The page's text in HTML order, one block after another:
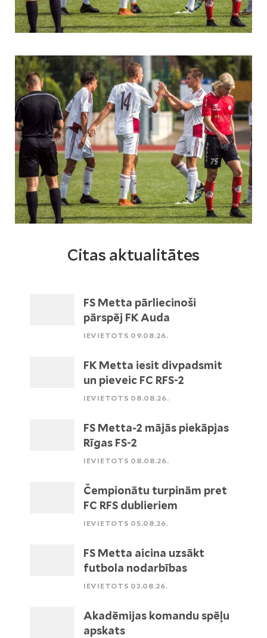
Citas aktualitātes
FS Metta pārliecinoši
pārspēj FK Auda
IEVIETOTS 09.08.26.
FK Metta iesit divpadsmit
un pieveic FC RFS-2
IEVIETOTS 08.08.26.
FS Metta-2 mājās piekāpjas
Rīgas FS-2
IEVIETOTS 08.08.26.
Čempionātu turpinām pret
FC RFS dublieriem
IEVIETOTS 05.08.26.
FS Metta aicina uzsākt
futbola nodarbības
IEVIETOTS 03.08.26.
Akadēmijas komandu spēļu
apskats